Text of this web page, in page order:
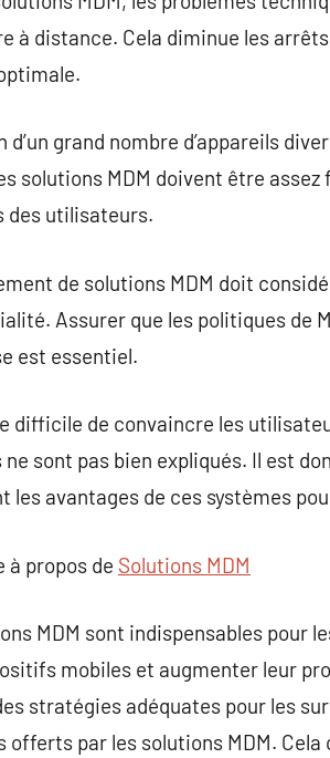
à distance. Cela diminue les
d’un grand nombre d’appareils
solutions MDM doivent être
des utilisateurs.
de solutions MDM doit
Assurer que les politiques de
est essentiel.
difficile de convaincre les
sont pas bien expliqués. Il est
les avantages de ces systèmes
à propos de Solutions MDM
MDM sont indispensables pour
mobiles et augmenter leur
stratégies adéquates pour les
offerts par les solutions MDM.